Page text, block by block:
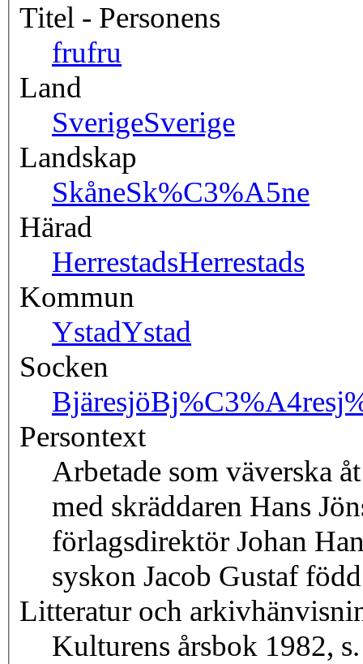
Titel - Personens
frufru
Land
SverigeSverige
Landskap
SkåneSk%C3%A5ne
Härad
HerrestadsHerrestads
Kommun
YstadYstad
Socken
Bjäresjö
Persontext
Arbetade som väverska
med skräddaren Hans
förlagsdirektör Johan
syskon Jacob Gustaf
Litteratur och
Kulturens årsbok 1982,